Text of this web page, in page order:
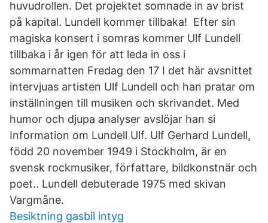
huvudrollen. Det projektet somnade in av brist
på kapital. Lundell kommer tillbaka! ️ Efter sin
magiska konsert i somras kommer Ulf Lundell
tillbaka i år igen för att leda in oss i
sommarnatten Fredag den 17 I det här avsnittet
intervjuas artisten Ulf Lundell och han pratar om
inställningen till musiken och skrivandet. Med
humor och djupa analyser avslöjar han si
Information om Lundell Ulf. Ulf Gerhard Lundell,
född 20 november 1949 i Stockholm, är en
svensk rockmusiker, författare, bildkonstnär och
poet.. Lundell debuterade 1975 med skivan
Vargmåne.
Besiktning gasbil intyg